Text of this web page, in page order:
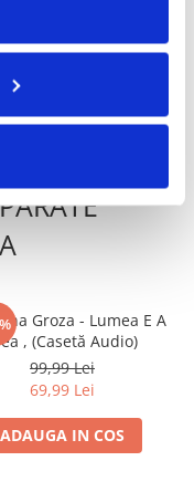
ADAUGA IN COS
Groza - Lumea E A
, (Casetă Audio)
99,99 Lei
69,99 Lei
ADAUGA IN COS